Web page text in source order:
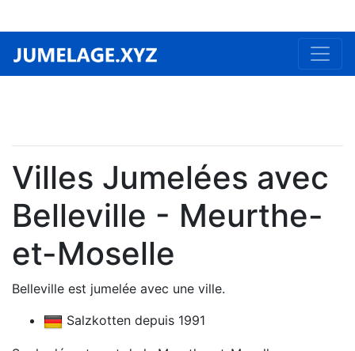
Villes Jumelées avec
Belleville - Meurthe-
et-Moselle
Belleville est jumelée avec une ville.
Salzkotten depuis 1991